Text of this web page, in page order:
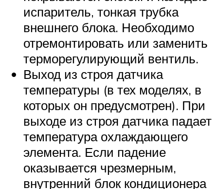
испаритель, тонкая трубка
внешнего блока. Необходимо
отремонтировать или заменить
терморегулирующий вентиль.
Выход из строя датчика
температуры (в тех моделях, в
которых он предусмотрен). При
выходе из строя датчика падает
температура охлаждающего
элемента. Если падение
оказывается чрезмерным,
внутренний блок кондиционера